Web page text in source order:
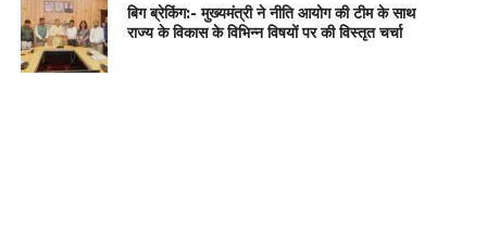
बिग ब्रेकिंग:- मुख्यमंत्री ने नीति आयोग की टीम के साथ
राज्य के विकास के विभिन्न विषयों पर की विस्तृत चर्चा